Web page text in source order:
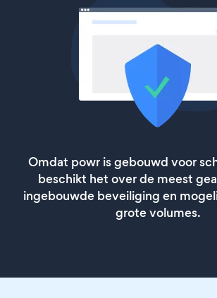
Omdat powr is gebouwd voor
beschikt het over de meest
ingebouwde beveiliging en
grote volumes.